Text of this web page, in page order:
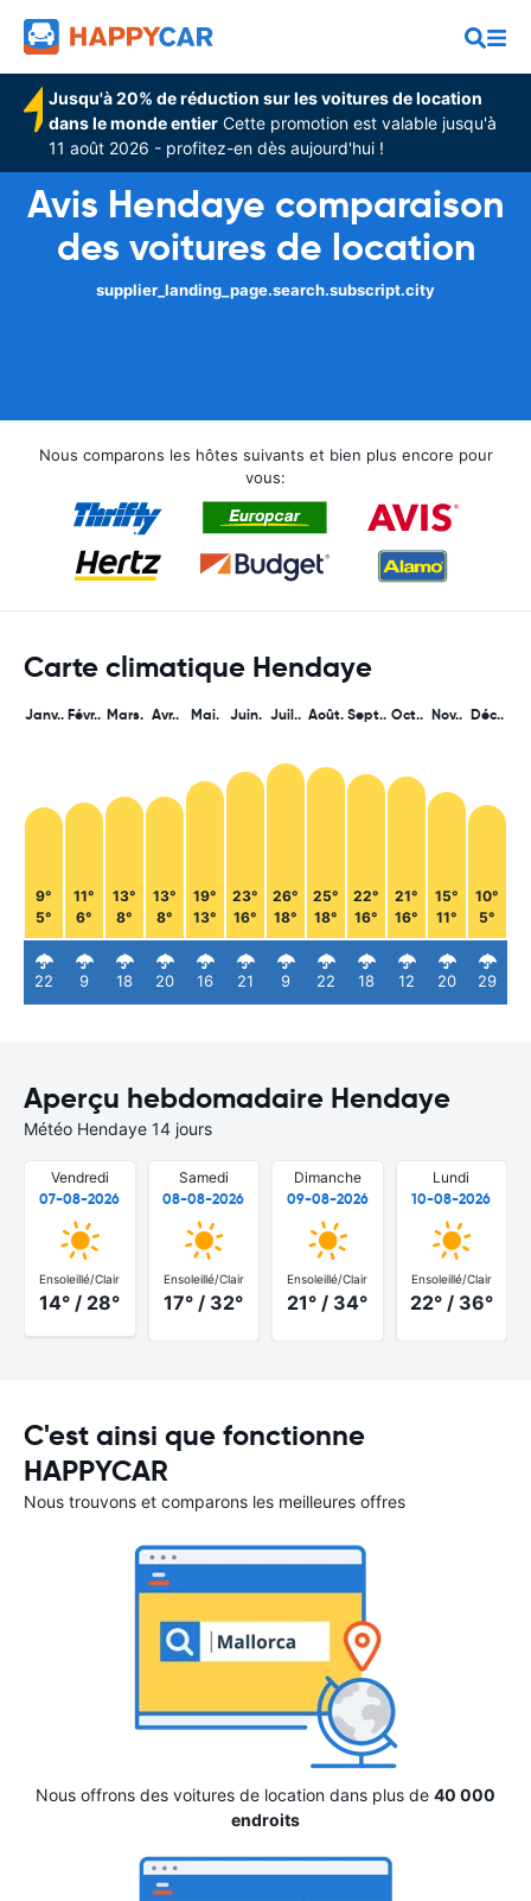
Jusqu'à 20% de réduction sur les voitures de location
dans le monde entier Cette promotion est valable jusqu'à
11 août 2026 - profitez-en dès aujourd'hui !
Avis Hendaye comparaison
des voitures de location
supplier_landing_page.search.subscript.city
Nous comparons les hôtes suivants et bien plus encore pour
vous:
Carte climatique Hendaye
Janv..
9°
5°
22
Févr..
11°
6°
9
Mars.
13°
8°
18
Avr..
13°
8°
20
Mai.
19°
13°
16
Juin.
23°
16°
21
Juil..
26°
18°
9
Août.
25°
18°
22
Sept..
22°
16°
18
Oct..
21°
16°
12
Nov..
15°
11°
20
Déc..
10°
5°
29
Aperçu hebdomadaire Hendaye
Météo Hendaye 14 jours
Vendredi
07-08-2026
Ensoleillé/Clair
14° / 28°
Samedi
08-08-2026
Ensoleillé/Clair
17° / 32°
Dimanche
09-08-2026
Ensoleillé/Clair
21° / 34°
Lundi
10-08-2026
Ensoleillé/Clair
22° / 36°
C'est ainsi que fonctionne
HAPPYCAR
Nous trouvons et comparons les meilleures offres
Nous offrons des voitures de location dans plus de 40 000
endroits